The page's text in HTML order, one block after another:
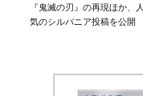
『鬼滅の刃』の再現ほか、人
気のシルバニア投稿を公開